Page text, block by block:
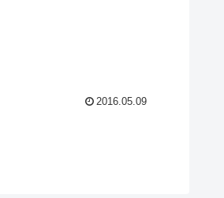
2016.05.09